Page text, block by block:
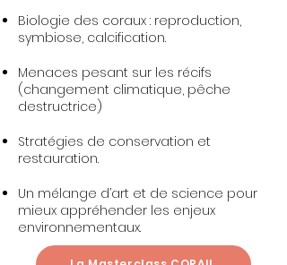
Biologie des coraux : reproduction,
symbiose, calcification.
Menaces pesant sur les récifs
(changement climatique, pêche
destructrice)
Stratégies de conservation et
restauration​​.
Un mélange d’art et de science pour
mieux appréhender les enjeux
environnementaux​.